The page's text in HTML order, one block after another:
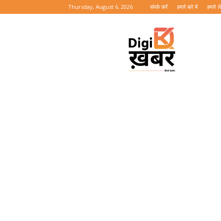
Thursday, August 6, 2026 संपर्क करें हमारे बारे में हमारे
Digi
Khabar